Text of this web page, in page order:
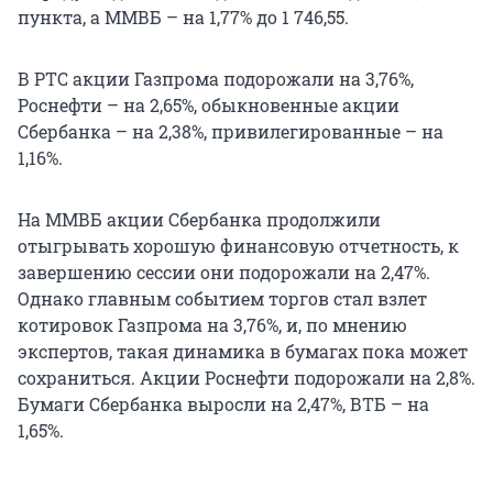
пункта, а ММВБ – на 1,77% до 1 746,55.
В РТС акции Газпрома подорожали на 3,76%,
Роснефти – на 2,65%, обыкновенные акции
Сбербанка – на 2,38%, привилегированные – на
1,16%.
На ММВБ акции Сбербанка продолжили
отыгрывать хорошую финансовую отчетность, к
завершению сессии они подорожали на 2,47%.
Однако главным событием торгов стал взлет
котировок Газпрома на 3,76%, и, по мнению
экспертов, такая динамика в бумагах пока может
сохраниться. Акции Роснефти подорожали на 2,8%.
Бумаги Сбербанка выросли на 2,47%, ВТБ – на
1,65%.